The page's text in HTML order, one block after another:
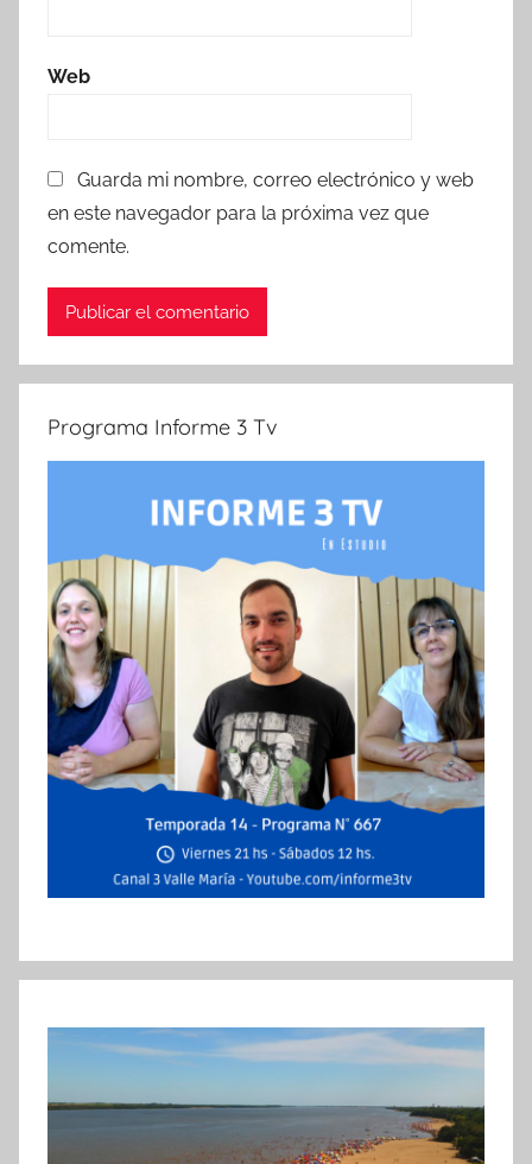
Web
Guarda mi nombre, correo electrónico y web
en este navegador para la próxima vez que
comente.
Programa Informe 3 Tv